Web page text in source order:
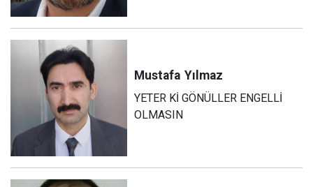
Mustafa Yılmaz
YETER Kİ GÖNÜLLER ENGELLİ
OLMASIN